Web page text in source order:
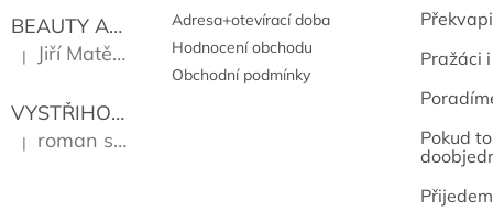
BEAUTY AND THE BEAT
Go Go's
Hodnocení produktu je 5 z 5 hvězdiček.
| Jiří Matějů
VYSTŘIHOVÁNKY - PRAŽSKÉ PAMÁTKY Kropáček
Hodnocení produktu je 5 z 5 hvězdiček.
| roman sekanina
Adresa+otevírací doba
Hodnocení obchodu
Obchodní podmínky
Pražáci
Pokud